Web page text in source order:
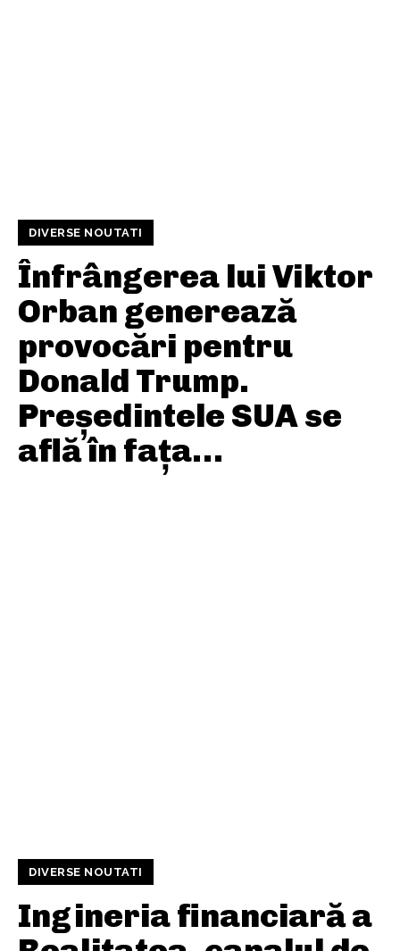
DIVERSE NOUTATI
Înfrângerea lui Viktor
Orban generează
provocări pentru
Donald Trump.
Președintele SUA se
află în fața…
DIVERSE NOUTATI
Ingineria financiară a